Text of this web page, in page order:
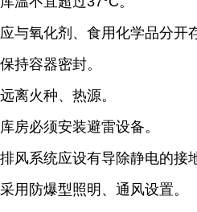
应与氧化剂、食用化学品分开
保持容器密封。
远离火种、热源。
库房必须安装避雷设备。
排风系统应设有导除静电的接
采用防爆型照明、通风设置。